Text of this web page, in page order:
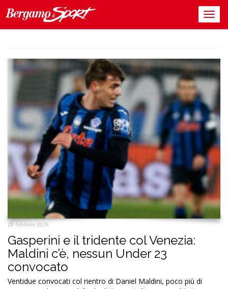
28 Febbraio 2025
Gasperini e il tridente col Venezia:
Maldini c’è, nessun Under 23
convocato
Ventidue convocati col rientro di Daniel Maldini, poco più di